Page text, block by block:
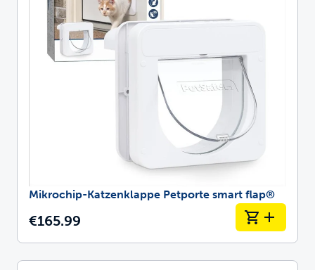
Mikrochip-Katzenklappe Petporte smart flap®
€165.99